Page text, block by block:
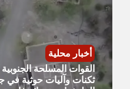
أخبار محلية
القوات المسلحة
ثكنات وآليات حوثية في